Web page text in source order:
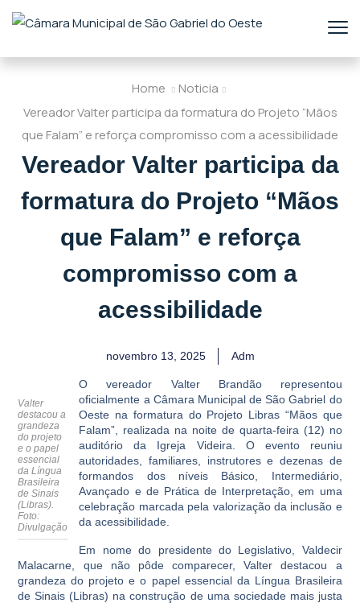
Home
Noticia
Vereador Valter participa da formatura do Projeto “Mãos
que Falam” e reforça compromisso com a acessibilidade
Vereador Valter participa da
formatura do Projeto “Mãos
que Falam” e reforça
compromisso com a
acessibilidade
novembro 13, 2025 Adm
Valter
destacou a
grandeza
do projeto
e o papel
essencial
da Língua
Brasileira
de Sinais
(Libras).
Foto:
Divulgação
O vereador Valter Brandão representou
oficialmente a Câmara Municipal de São Gabriel do
Oeste na formatura do Projeto Libras “Mãos que
Falam”, realizada na noite de quarta-feira (12) no
auditório da Igreja Videira. O evento reuniu
autoridades, familiares, instrutores e dezenas de
formandos dos níveis Básico, Intermediário,
Avançado e de Prática de Interpretação, em uma
celebração marcada pela valorização da inclusão e
da acessibilidade.
Em nome do presidente do Legislativo, Valdecir
Malacarne, que não pôde comparecer, Valter destacou a
grandeza do projeto e o papel essencial da Língua Brasileira
de Sinais (Libras) na construção de uma sociedade mais justa